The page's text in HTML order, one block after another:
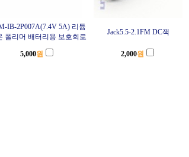
IB-2P007A(7.4V 5A) 리튬
폴리머 배터리용 보호회로
Jack5.5-2.1FM DC잭
5,000원 2,000원